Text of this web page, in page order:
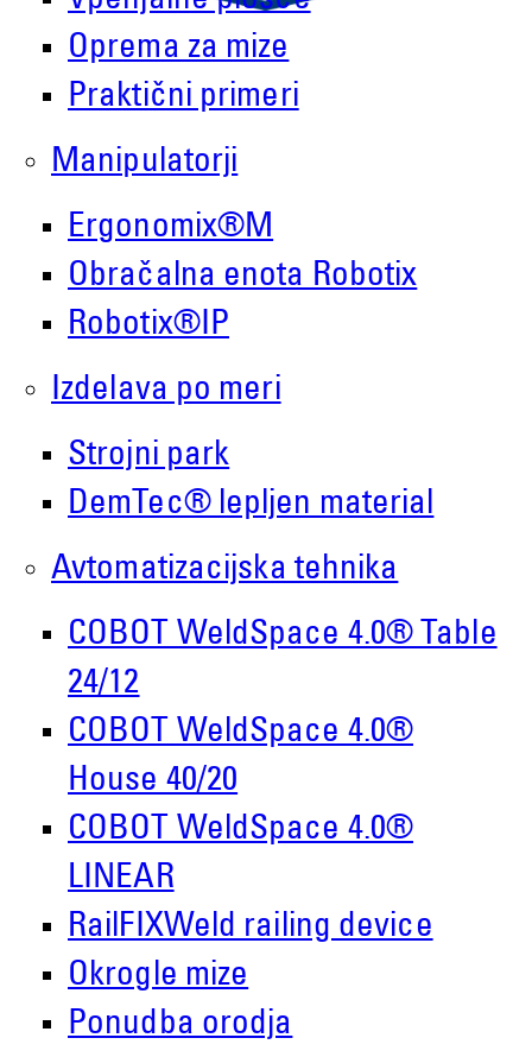
Oprema za mize
Praktični primeri
Manipulatorji
Ergonomix®M
Obračalna enota Robotix
Robotix®IP
Izdelava po meri
Strojni park
DemTec® lepljen material
Avtomatizacijska tehnika
COBOT WeldSpace 4.0® Table
24/12
COBOT WeldSpace 4.0®
House 40/20
COBOT WeldSpace 4.0®
LINEAR
RailFIXWeld railing device
Okrogle mize
Ponudba orodja
Co. KG
Demmeler Automatisierung &
Roboter GmbH
87751 Heimertingen
Tel.+49 (0)8335/ 98 59 - 0
info(at)demmeler.com
www.demmeler.com
Companies Register:
Demmeler Maschinenbau GmbH &
Co. KG
HRA 11517
represented by the
Demmeler Maschinenbau
Verwaltungs GmbH
HRB 13149 AG Memmingen
Demmeler Automatisierung &